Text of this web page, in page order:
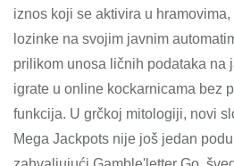
iznos koji se aktivira u
lozinke na svojim javnim
prilikom unosa ličnih podataka na
igrate u online kockarnicama bez
funkcija. U grčkoj mitologiji, novi
Mega Jackpots nije još jedan